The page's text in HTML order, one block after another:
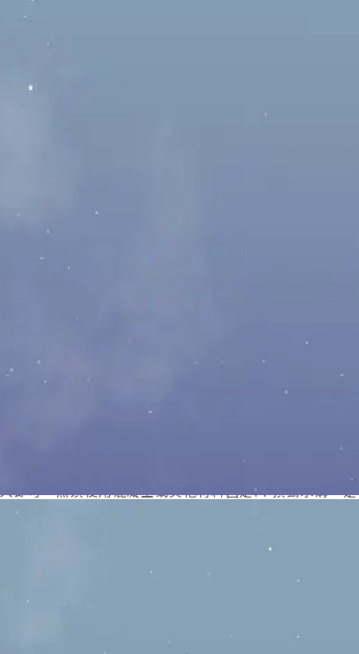
表面明溝排水應用
截水溝於無乘載需求之低度通行區域等位置，在相關條件
入即可，無須使用混凝土或其他材料固定PP預鑄水溝，是
一種可快速施工並迅速收集地表水之材料之一。